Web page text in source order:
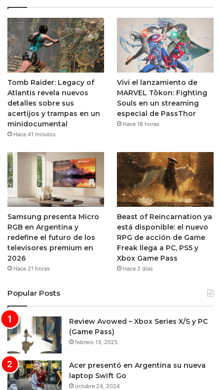
Tomb Raider: Legacy of
Atlantis revela nuevos
detalles sobre sus
acertijos y trampas en un
minidocumental
Hace 41 minutos
Viví el lanzamiento de
MARVEL Tōkon: Fighting
Souls en un streaming
especial de PassThor
Hace 18 horas
Samsung presenta Micro
RGB en Argentina y
redefine el futuro de los
televisores premium en
2026
Hace 21 horas
Beast of Reincarnation ya
está disponible: el nuevo
RPG de acción de Game
Freak llega a PC, PS5 y
Xbox Game Pass
Hace 2 días
Popular Posts
Review Avowed – Xbox Series X/S y PC
(Game Pass)
febrero 13, 2025
Acer presentó en Argentina su nueva
laptop Swift Go
octubre 24, 2024